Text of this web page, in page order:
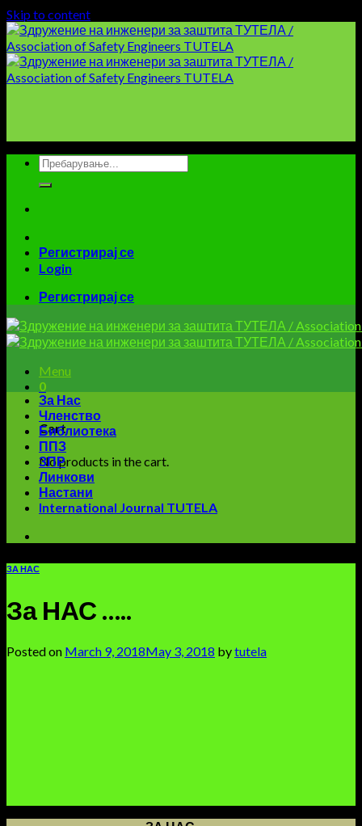
Skip to content
Регистрирај се
Login
Регистрирај се
Menu
0
Cart
No products in the cart.
За Нас
Членство
Библиотека
ППЗ
ЗПР
Линкови
Настани
International Journal TUTELA
ЗА НАС
За НАС …..
Posted on March 9, 2018May 3, 2018 bytutela